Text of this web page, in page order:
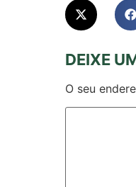
DEIXE
O seu